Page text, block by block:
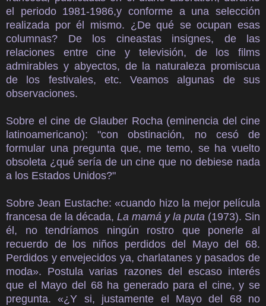
el periodo 1981-1986,y conforme a una selección
realizada por él mismo. ¿De qué se ocupan esas
columnas? De los cineastas insignes, de las
relaciones entre cine y televisión, de los films
admirables y abyectos, de la naturaleza promiscua
de los festivales, etc. Veamos algunas de sus
observaciones.
Sobre el cine de Glauber Rocha (eminencia del cine
latinoamericano): "con obstinación, no cesó de
formular una pregunta que, me temo, se ha vuelto
obsoleta ¿qué sería de un cine que no debiese nada
a los Estados Unidos?"
Sobre Jean Eustache: «cuando hizo la mejor película
francesa de la década, La mamá y la puta (1973). Sin
él, no tendríamos ningún rostro que ponerle al
recuerdo de los niños perdidos del Mayo del 68.
Perdidos y envejecidos ya, charlatanes y pasados de
moda». Postula varias razones del escaso interés
que el Mayo del 68 ha generado para el cine, y se
pregunta. «¿Y si, justamente el Mayo del 68 no